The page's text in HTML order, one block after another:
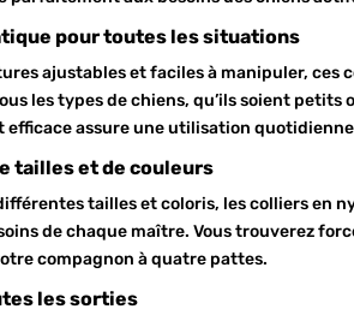
pour toutes les situations
ajustables et faciles à manipuler, ces
les types de chiens, qu’ils soient petits
efficace assure une utilisation
tailles et de couleurs
tailles et coloris, les colliers en
de chaque maître. Vous trouverez
compagnon à quatre pattes.
les sorties